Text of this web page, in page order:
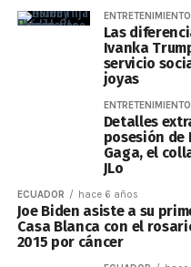
ENTRETENIMIENTO
Las
Ivanka
servicio
joyas
ENTRETENIMIENTO
Detalles
posesión de
Gaga, el
JLo
ECUADOR hace 6 años
Joe Biden asiste a su
Casa Blanca con el
2015 por cáncer